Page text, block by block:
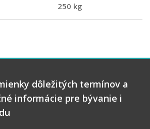
250 kg
dôležitých termínov a
informácie pre bývanie i